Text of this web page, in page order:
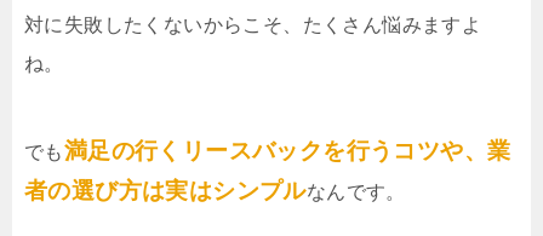
対に失敗したくないからこそ、たくさん悩みますよ
ね。
でも満足の行くリースバックを行うコツや、業
者の選び方は実はシンプルなんです。